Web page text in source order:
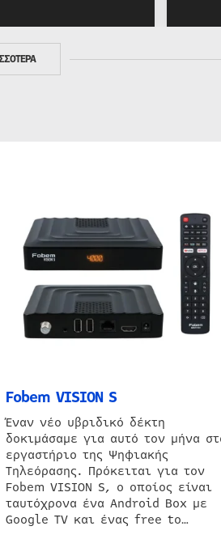
Fobem VISION S
Έναν νέο υβριδικό δέκτη
δοκιμάσαμε για αυτό τον μήνα
εργαστήριο της Ψηφιακής
Τηλεόρασης. Πρόκειται για τον
Fobem VISION S, ο οποίος είναι
ταυτόχρονα ένα Android Box με
Google TV και ένας free to…